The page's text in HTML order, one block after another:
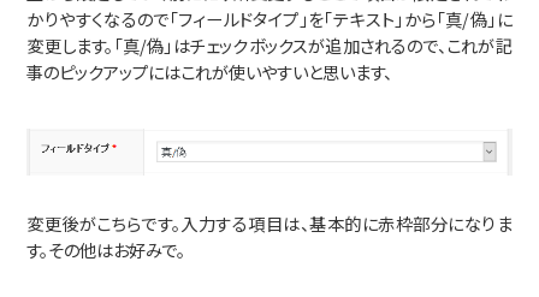
かりやすくなるので「フィールドタイプ」を「テキスト」から「真/偽」に
変更します。「真/偽」はチェックボックスが追加されるので、これが記
事のピックアップにはこれが使いやすいと思います、
変更後がこちらです。入力する項目は、基本的に赤枠部分になりま
す。その他はお好みで。